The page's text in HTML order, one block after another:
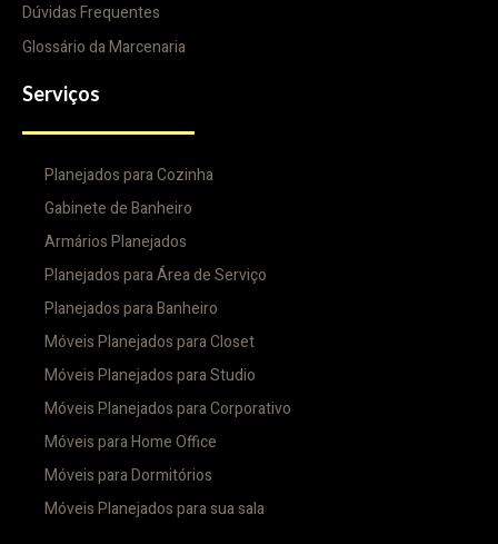
Dúvidas Frequentes
Glossário da Marcenaria
Serviços
Planejados para Cozinha
Gabinete de Banheiro
Armários Planejados
Planejados para Área de Serviço
Planejados para Banheiro
Móveis Planejados para Closet
Móveis Planejados para Studio
Móveis Planejados para Corporativo
Móveis para Home Office
Móveis para Dormitórios
Móveis Planejados para sua sala